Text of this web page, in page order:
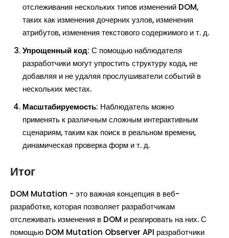
отслеживания нескольких типов изменений DOM,
таких как изменения дочерних узлов, изменения
атрибутов, изменения текстового содержимого и т. д.
Упрощенный код: С помощью наблюдателя
разработчики могут упростить структуру кода, не
добавляя и не удаляя прослушиватели событий в
нескольких местах.
Масштабируемость: Наблюдатель можно
применять к различным сложным интерактивным
сценариям, таким как поиск в реальном времени,
динамическая проверка форм и т. д.
Итог
DOM Mutation - это важная концепция в веб-
разработке, которая позволяет разработчикам
отслеживать изменения в DOM и реагировать на них. С
помощью DOM Mutation Observer API разработчики